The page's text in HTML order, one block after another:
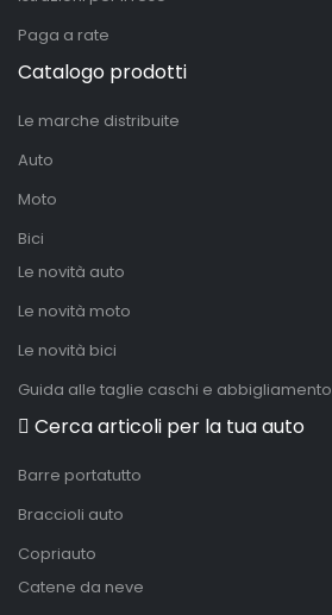
Paga a rate
Catalogo prodotti
Le marche distribuite
Auto
Moto
Bici
Le novità auto
Le novità moto
Le novità bici
Guida alle taglie caschi e abbigliamento
Cerca articoli per la tua auto
Barre portatutto
Braccioli auto
Copriauto
Catene da neve